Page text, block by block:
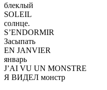
блеклый
SOLEIL
солнце.
S’ENDORMIR
Засыпать
EN JANVIER
январь
J’AI VU UN MONSTRE
Я ВИДЕЛ монстр